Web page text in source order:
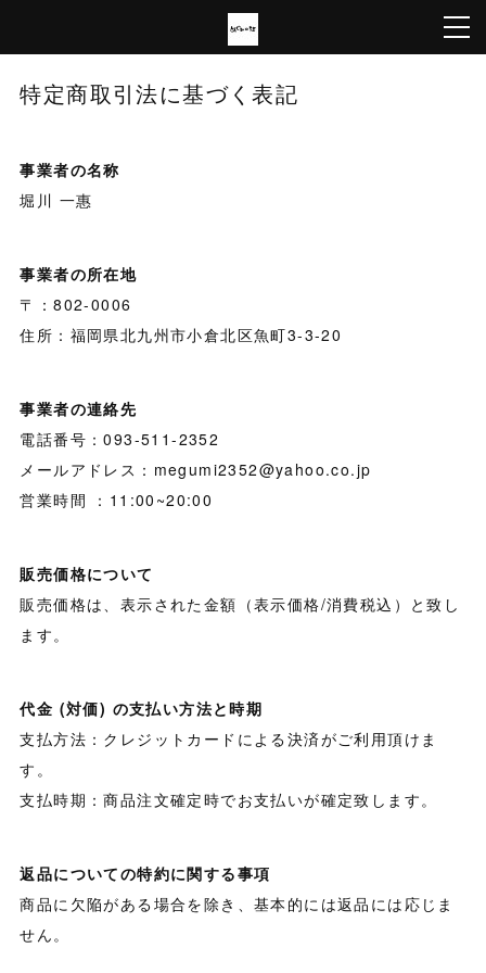
特定商取引法に基づく表記
事業者の名称
堀川 一惠
事業者の所在地
〒：802-0006
住所：福岡県北九州市小倉北区魚町3-3-20
事業者の連絡先
電話番号：093-511-2352
メールアドレス：megumi2352@yahoo.co.jp
営業時間 ：11:00~20:00
販売価格について
販売価格は、表示された金額（表示価格/消費税込）と致し
ます。
代金 (対価) の支払い方法と時期
支払方法：クレジットカードによる決済がご利用頂けま
す。
支払時期：商品注文確定時でお支払いが確定致します。
返品についての特約に関する事項
商品に欠陥がある場合を除き、基本的には返品には応じま
せん。